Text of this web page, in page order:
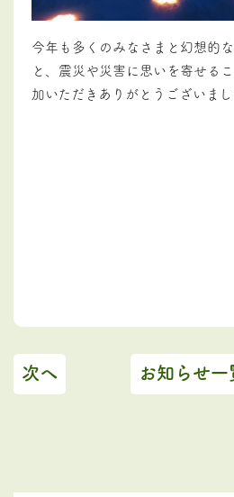
今年も多くのみなさまと幻想的
と、震災や災害に思いを寄せる
加いただきありがとうございまし
次へ お知らせ一